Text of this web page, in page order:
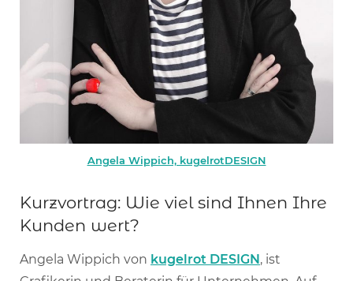
Angela Wippich, kugelrotDESIGN
Kurzvortrag: Wie viel sind Ihnen Ihre
Kunden wert?
Angela Wippich von kugelrot DESIGN , ist